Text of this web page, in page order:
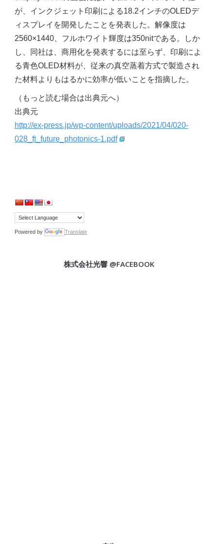
が、インクジェット印刷による18.2インチのOLEDデ
ィスプレイを開発したことを発表した。解像度は
2560×1440、フルホワイト輝度は350nitである。しか
し、同社は、商用化を発表するには至らず、印刷によ
る青色OLED材料が、従来の真空蒸着方式で製造され
た材料よりもはるかに効率が低いことを指摘した。
（もっと読む場合は出典元へ）
出典元
http://ex-press.jp/wp-content/uploads/2021/04/020-
028_ft_future_photonics-1.pdf
Powered by Translate
株式会社光響 @FACEBOOK